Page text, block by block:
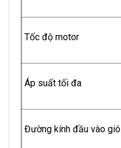
Tốc độ motor
Áp suất tối đa
Đường kính đầu vào gió